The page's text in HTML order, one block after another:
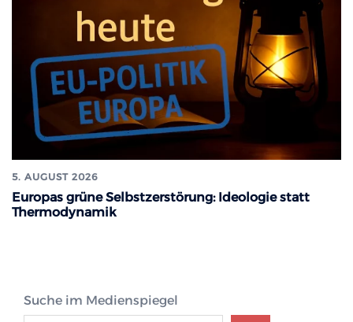
5. AUGUST 2026
Europas grüne Selbstzerstörung: Ideologie statt
Thermodynamik
Suche im Medienspiegel